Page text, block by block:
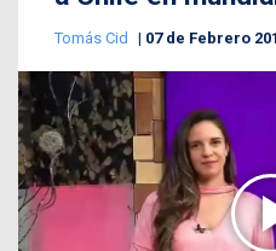
Tomás Cid 07 de Febrero